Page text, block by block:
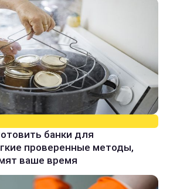
банки для
проверенные методы,
ваше время